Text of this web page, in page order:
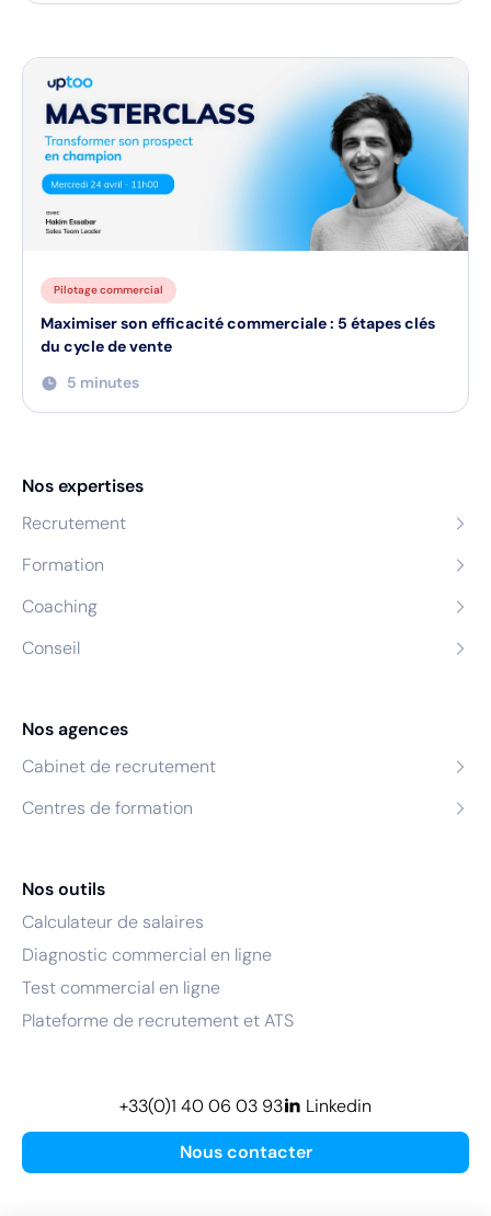
Pilotage commercial
Maximiser son efficacité commerciale : 5 étapes clés
du cycle de vente
5 minutes
Nos expertises
Recrutement
Formation
Coaching
Conseil
Nos agences
Cabinet de recrutement
Centres de formation
Nos outils
Calculateur de salaires
Diagnostic commercial en ligne
Test commercial en ligne
Plateforme de recrutement et ATS
Nous contacter
+33(0)1 40 06 03 93 Linkedin